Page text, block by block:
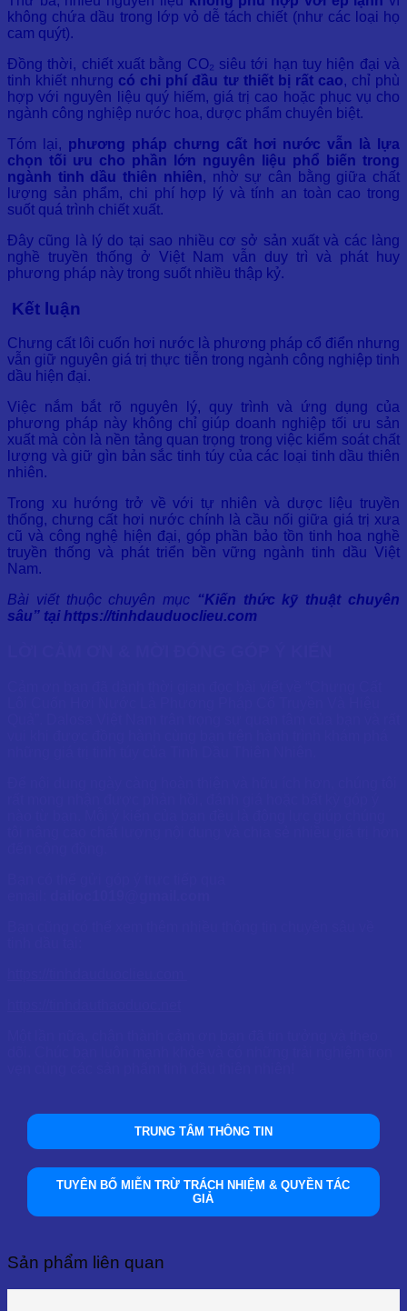
không chứa dầu trong lớp vỏ dễ tách chiết (như các loại họ
cam quýt).
Đồng thời, chiết xuất bằng CO₂ siêu tới hạn tuy hiện đại và
tinh khiết nhưng có chi phí đầu tư thiết bị rất cao, chỉ phù
hợp với nguyên liệu quý hiếm, giá trị cao hoặc phục vụ cho
ngành công nghiệp nước hoa, dược phẩm chuyên biệt.
Tóm lại, phương pháp chưng cất hơi nước vẫn là lựa
chọn tối ưu cho phần lớn nguyên liệu phổ biến trong
ngành tinh dầu thiên nhiên, nhờ sự cân bằng giữa chất
lượng sản phẩm, chi phí hợp lý và tính an toàn cao trong
suốt quá trình chiết xuất.
Đây cũng là lý do tại sao nhiều cơ sở sản xuất và các làng
nghề truyền thống ở Việt Nam vẫn duy trì và phát huy
phương pháp này trong suốt nhiều thập kỷ.
Kết luận
Chưng cất lôi cuốn hơi nước là phương pháp cổ điển nhưng
vẫn giữ nguyên giá trị thực tiễn trong ngành công nghiệp tinh
dầu hiện đại.
Việc nắm bắt rõ nguyên lý, quy trình và ứng dụng của
phương pháp này không chỉ giúp doanh nghiệp tối ưu sản
xuất mà còn là nền tảng quan trọng trong việc kiểm soát chất
lượng và giữ gìn bản sắc tinh túy của các loại tinh dầu thiên
nhiên.
Trong xu hướng trở về với tự nhiên và dược liệu truyền
thống, chưng cất hơi nước chính là cầu nối giữa giá trị xưa
cũ và công nghệ hiện đại, góp phần bảo tồn tinh hoa nghề
truyền thống và phát triển bền vững ngành tinh dầu Việt
Nam.
Bài viết thuộc chuyên mục “Kiến thức kỹ thuật chuyên
sâu” tại https://tinhdauduoclieu.com
TRUNG TÂM THÔNG TIN
TUYÊN BỐ MIỄN TRỪ TRÁCH NHIỆM & QUYỀN TÁC
GIẢ
Sản phẩm liên quan